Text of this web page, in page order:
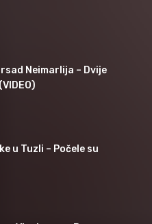
Neimarlija – Dvije
u Tuzli – Počele su